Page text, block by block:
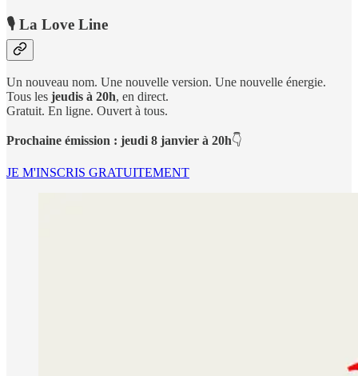
🎙️ La Love Line
Un nouveau nom. Une nouvelle version. Une nouvelle énergie.
Tous les jeudis à 20h, en direct.
Gratuit. En ligne. Ouvert à tous.
Prochaine émission : jeudi 8 janvier à 20h👇
JE M'INSCRIS GRATUITEMENT